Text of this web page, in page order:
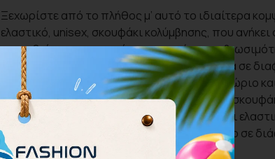
Ξεχωρίστε από το πλήθος μ’ αυτό το ιδιαίτερα
ελαστικό, unisex, σκουφάκι κολύμβησης, που
προωθεί την προστασία του νερού και τη
εξαιρετικά άνετο σκουφάκι ταιριάζει τέλεια σε
κεφαλιού. Προστατεύει τα μαλλιά από το χλώριο
στην τριβή. Η ενισχυμένη άκρη εμποδίζει το
πάνω. Κατασκευασμένο από πολύ μαλακό και
προσφέρει κορυφαία άνεση. Είναι διαθέσιμο σε
σχέδια, που μαγνητίζουν το βλέμμα.